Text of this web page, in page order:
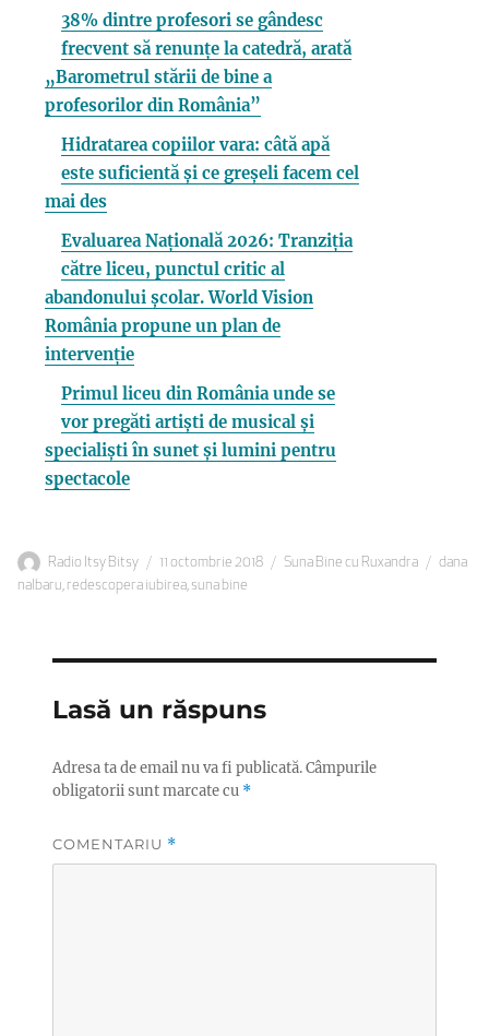
38% dintre profesori se gândesc
frecvent să renunțe la catedră, arată
„Barometrul stării de bine a
profesorilor din România”
Hidratarea copiilor vara: câtă apă
este suficientă și ce greșeli facem cel
mai des
Evaluarea Națională 2026: Tranziția
către liceu, punctul critic al
abandonului școlar. World Vision
România propune un plan de
intervenție
Primul liceu din România unde se
vor pregăti artiști de musical și
specialiști în sunet și lumini pentru
spectacole
Autor
Radio Itsy Bitsy
Publicat
pe
11 octombrie 2018 Categorii
Suna Bine cu Ruxandra Etichete
dana
nalbaru, redescopera iubirea, suna bine
Lasă un răspuns
Adresa ta de email nu va fi publicată.Câmpurile
obligatorii sunt marcate cu *
COMENTARIU *